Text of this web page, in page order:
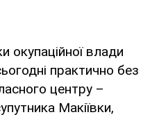
окупаційної влади
практично без
центру –
Макіївки,